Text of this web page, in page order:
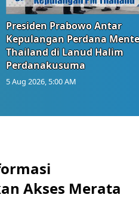
Presiden Prabowo Antar
Kepulangan Perdana
Thailand di Lanud Halim
Perdanakusuma
5 Aug 2026, 5:00 AM
Akses Merata